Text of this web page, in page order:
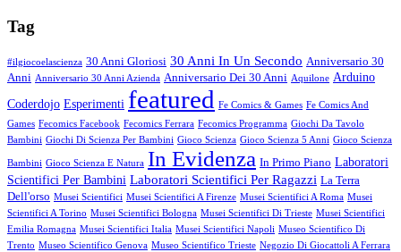
Tag
#ilgiocoelascienza 30 Anni Gloriosi 30 Anni In Un Secondo Anniversario 30
Anni Anniversario 30 Anni Azienda Anniversario Dei 30 Anni Aquilone Arduino
Coderdojo Esperimenti featured Fe Comics & Games Fe Comics And
Games Fecomics Facebook Fecomics Ferrara Fecomics Programma Giochi Da Tavolo
Bambini Giochi Di Scienza Per Bambini Gioco Scienza Gioco Scienza 5 Anni Gioco Scienza
Bambini Gioco Scienza E Natura In Evidenza In Primo Piano Laboratori
Scientifici Per Bambini Laboratori Scientifici Per Ragazzi La Terra
Dell'orso Musei Scientifici Musei Scientifici A Firenze Musei Scientifici A Roma Musei
Scientifici A Torino Musei Scientifici Bologna Musei Scientifici Di Trieste Musei Scientifici
Emilia Romagna Musei Scientifici Italia Musei Scientifici Napoli Museo Scientifico Di
Trento Museo Scientifico Genova Museo Scientifico Trieste Negozio Di Giocattoli A Ferrara